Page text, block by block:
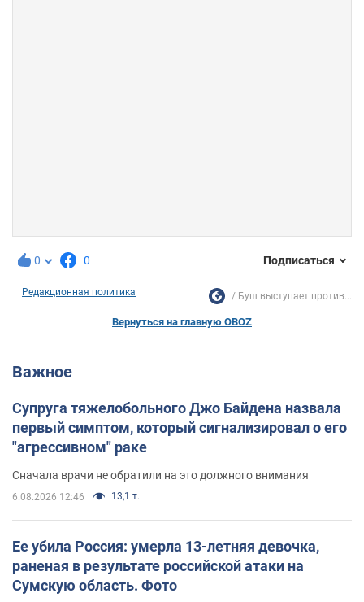
0 0 Подписаться
Редакционная политика Буш выступает против...
Вернуться на главную OBOZ
Важное
Супруга тяжелобольного Джо Байдена назвала
первый симптом, который сигнализировал о его
"агрессивном" раке
Сначала врачи не обратили на это должного внимания
6.08.2026 12:46 13,1 т.
Ее убила Россия: умерла 13-летняя девочка,
раненая в результате российской атаки на
Сумскую область. Фото